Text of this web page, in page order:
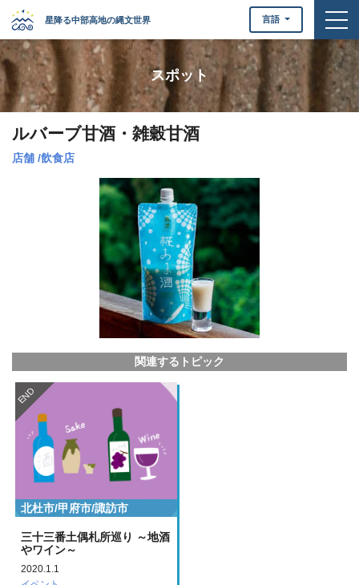
星降る中部高地の縄文世界 言語
スポット
ルバーブ甘酒・雑穀甘酒
店舗 /飲食店
関連するトピック
END
北杜市/甲府市/諏訪市
三十三番土偶札所巡り ～地酒
やワイン～
2020.1.1